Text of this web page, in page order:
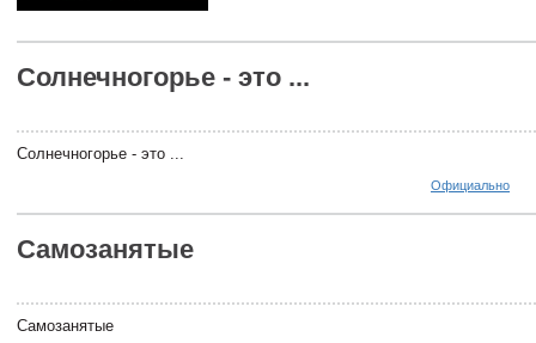
Солнечногорье - это ...
Солнечногорье - это ...
Официально
Самозанятые
Самозанятые